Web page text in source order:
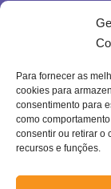
Para fornecer as
cookies para
consentimento para
como
consentir ou retirar o
recursos e funções.
Rua Joventina da
Belo Horizonte –
Se